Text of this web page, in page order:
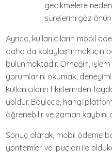
gecikmelere
sürelerini göz
Ayrıca, kullanıcıların mobil
daha da kolaylaştırmak için
bulunmaktadır. Örneğin,
yorumlarını okumak,
kullanıcıların fikirlerinden
yoldur. Böylece, hangi
öğrenebilir ve zaman kaybını
Sonuç olarak, mobil ödeme
yöntemler ve ipuçları ile